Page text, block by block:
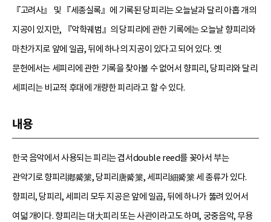
『고려사』 및 『세종실록』에 기록된 당피리는 오늘날과 달리 아홉 개의
지공이 있지만, 『악학궤범』의 당피리에 관한 기록에는 오늘날 향피리와
마찬가지로 앞에 일곱, 뒤에 하나의 지공이 있다고 되어 있다. 옛
문헌에서는 세피리에 관한 기록을 찾아볼 수 없어서 향피리, 당피리와 달리
세피리는 비교적 후대에 개량한 피리라고 할 수 있다.
내용
한국 음악에서 사용되는 피리는 겹서double reed를 꽂아서 부는
관악기로 향피리鄕觱篥, 당피리唐觱篥, 세피리細觱篥 세 종류가 있다.
향피리, 당피리, 세피리 모두 지공은 앞에 일곱, 뒤에 하나가 뚫려 있어서
여덟 개이다. 향피리는 대大피리 또는 사관이라고도 하며, 궁중음악, 무용